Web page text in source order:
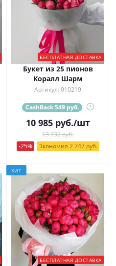
БЕСПЛАТНАЯ ДОСТАВКА
Букет из 25 пионов
Коралл Шарм
Артикул: 010219
CashBack 549 руб. ?
10 985руб./шт
13 732 руб.
-25%
Экономия 2 747 руб.
ХИТ
БЕСПЛАТНАЯ ДОСТАВКА